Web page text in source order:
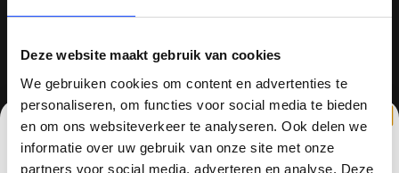
Deze website maakt gebruik van cookies
We gebruiken cookies om content en advertenties te
personaliseren, om functies voor social media te bieden
en om ons websiteverkeer te analyseren. Ook delen we
informatie over uw gebruik van onze site met onze
partners voor social media, adverteren en analyse. Deze
QUADCOPTER-SHOP.NL
Sinds 2014 is quadcopter-shop een bekende
speler op het gebied van drones, quadcopters,